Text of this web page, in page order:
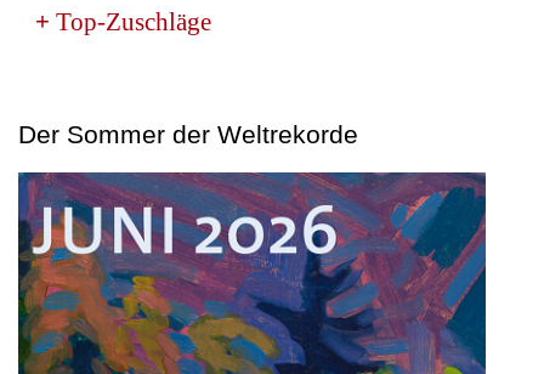
+ Top-Zuschläge
Der Sommer der Weltrekorde